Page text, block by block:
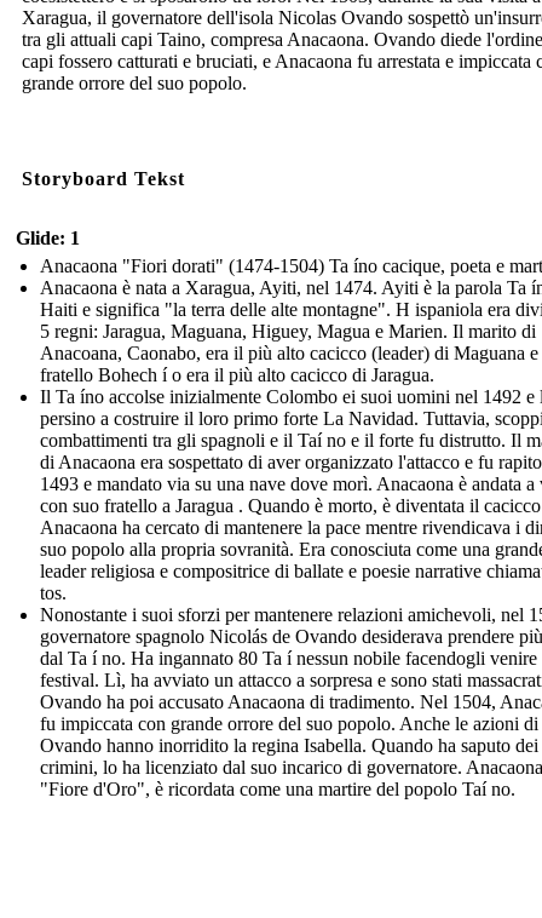
Xaragua, il governatore dell'isola Nicolas Ovando sospettò
tra gli attuali capi Taino, compresa Anacaona. Ovando diede
capi fossero catturati e bruciati, e Anacaona fu arrestata e impiccata
grande orrore del suo popolo.
Storyboard Tekst
Glide: 1
Anacaona "Fiori dorati" (1474-1504) Ta íno cacique, poeta e
Anacaona è nata a Xaragua, Ayiti, nel 1474. Ayiti è la parola Ta
Haiti e significa "la terra delle alte montagne". H ispaniola era
5 regni: Jaragua, Maguana, Higuey, Magua e Marien. Il marito di
Anacoana, Caonabo, era il più alto cacicco (leader) di Maguana e
fratello Bohech í o era il più alto cacicco di Jaragua.
Il Ta íno accolse inizialmente Colombo ei suoi uomini nel 1492 e
persino a costruire il loro primo forte La Navidad. Tuttavia,
combattimenti tra gli spagnoli e il Taí no e il forte fu distrutto. Il
di Anacaona era sospettato di aver organizzato l'attacco e fu
1493 e mandato via su una nave dove morì. Anacaona è andata a
con suo fratello a Jaragua . Quando è morto, è diventata il
Anacaona ha cercato di mantenere la pace mentre rivendicava i
suo popolo alla propria sovranità. Era conosciuta come una
leader religiosa e compositrice di ballate e poesie narrative
tos.
Nonostante i suoi sforzi per mantenere relazioni amichevoli, nel
governatore spagnolo Nicolás de Ovando desiderava prendere
dal Ta í no. Ha ingannato 80 Ta í nessun nobile facendogli venire
festival. Lì, ha avviato un attacco a sorpresa e sono stati
Ovando ha poi accusato Anacaona di tradimento. Nel 1504,
fu impiccata con grande orrore del suo popolo. Anche le azioni di
Ovando hanno inorridito la regina Isabella. Quando ha saputo
crimini, lo ha licenziato dal suo incarico di governatore.
"Fiore d'Oro", è ricordata come una martire del popolo Taí no.